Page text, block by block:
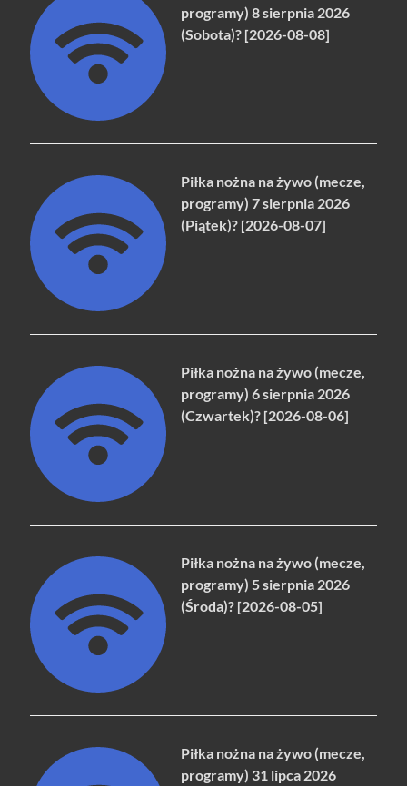
programy) 8 sierpnia 2026
(Sobota)? [2026-08-08]
Piłka nożna na żywo (mecze,
programy) 7 sierpnia 2026
(Piątek)? [2026-08-07]
Piłka nożna na żywo (mecze,
programy) 6 sierpnia 2026
(Czwartek)? [2026-08-06]
Piłka nożna na żywo (mecze,
programy) 5 sierpnia 2026
(Środa)? [2026-08-05]
Piłka nożna na żywo (mecze,
programy) 31 lipca 2026